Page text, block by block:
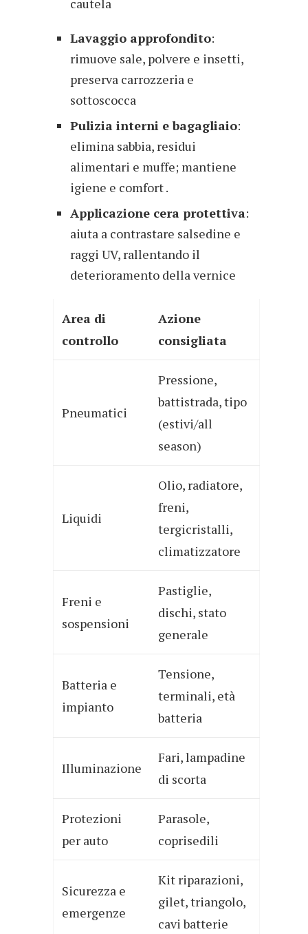
cautela
Lavaggio approfondito:
rimuove sale, polvere e insetti,
preserva carrozzeria e
sottoscocca
Pulizia interni e bagagliaio:
elimina sabbia, residui
alimentari e muffe; mantiene
igiene e comfort .
Applicazione cera protettiva:
aiuta a contrastare salsedine e
raggi UV, rallentando il
deterioramento della vernice
Area di
controllo
Azione
consigliata
Pneumatici
Pressione,
battistrada, tipo
(estivi/all
season)
Liquidi
Olio, radiatore,
freni,
tergicristalli,
climatizzatore
Freni e
sospensioni
Pastiglie,
dischi, stato
generale
Batteria e
impianto
Tensione,
terminali, età
batteria
Illuminazione
Fari, lampadine
di scorta
Protezioni
per auto
Parasole,
coprisedili
Sicurezza e
emergenze
Kit riparazioni,
gilet, triangolo,
cavi batterie